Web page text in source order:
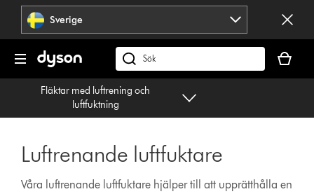
Hoppa
navigering
Sverige
Sök
på
dyson.se
är
tom
Fläktar med luftrening och
luftfuktning
Luftrenande luftfuktare
Våra luftrenande luftfuktare hjälper till att upprätthålla en